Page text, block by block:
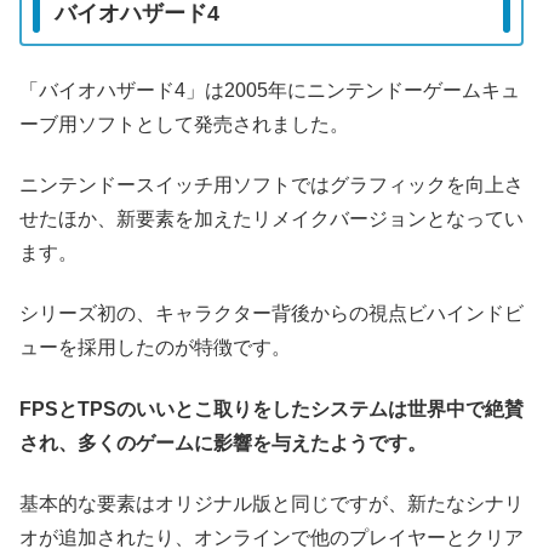
バイオハザード4
「バイオハザード4」は2005年にニンテンドーゲームキュ
ーブ用ソフトとして発売されました。
ニンテンドースイッチ用ソフトではグラフィックを向上さ
せたほか、新要素を加えたリメイクバージョンとなってい
ます。
シリーズ初の、キャラクター背後からの視点ビハインドビ
ューを採用したのが特徴です。
FPSとTPSのいいとこ取りをしたシステムは世界中で絶賛
され、多くのゲームに影響を与えたようです。
基本的な要素はオリジナル版と同じですが、新たなシナリ
オが追加されたり、オンラインで他のプレイヤーとクリア